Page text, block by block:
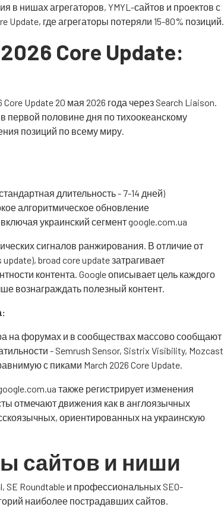
нишах агрегаторов, YMYL-сайтов и проектов с
Update, где агрегаторы потеряли 15-80% позиций.
Core Update:
Update 20 мая 2026 года через Search Liaison.
первой половине дня по тихоокеанскому
позиций по всему миру.
длительность - 7-14 дней)
алгоритмическое обновление
украинский сегмент google.com.ua
сигналов ранжирования. В отличие от
broad core update затрагивает
контента. Google описывает цель каждого
вознаграждать полезный контент.
на форумах и в сообществах массово сообщают
- Semrush Sensor, Sistrix Visibility, Mozcast
с пиками March 2026 Core Update.
также регистрирует изменения
отмечают движения как в англоязычных
ориентированных на украинскую
сайтов и ниши
SE Roundtable и профессиональных SEO-
наиболее пострадавших сайтов.